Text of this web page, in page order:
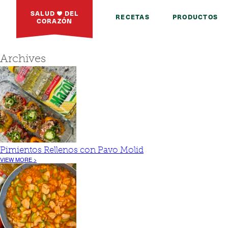
SALUD DEL
CORAZÓN RECETAS PRODUCTOS
Archives
Pimientos Rellenos con Pavo Molid
VIEW MORE >